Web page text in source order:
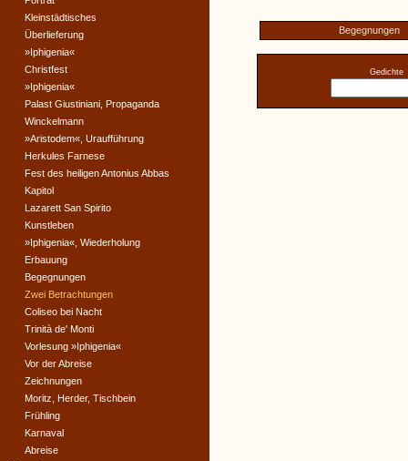
Begegnungen
Gedichte
Kleinstädtisches
Überlieferung
»Iphigenia«
Christfest
»Iphigenia«
Palast Giustiniani, Propaganda
Winckelmann
»Aristodem«, Uraufführung
Herkules Farnese
Fest des heiligen Antonius Abbas
Kapitol
Lazarett San Spirito
Kunstleben
»Iphigenia«, Wiederholung
Erbauung
Begegnungen
Zwei Betrachtungen
Coliseo bei Nacht
Trinità de' Monti
Vorlesung »Iphigenia«
Vor der Abreise
Zeichnungen
Moritz, Herder, Tischbein
Frühling
Karnaval
Abreise